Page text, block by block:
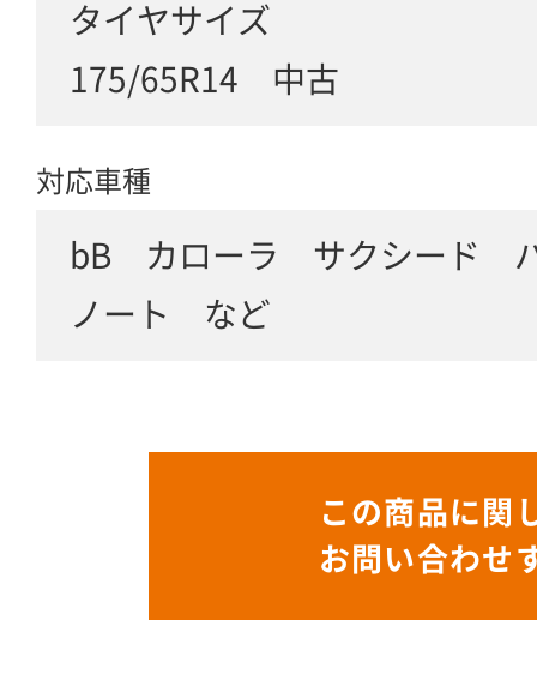
タイヤサイズ
175/65R14 中古
対応車種
bB カローラ サクシード
ノート など
この商品に関
お問い合わせ